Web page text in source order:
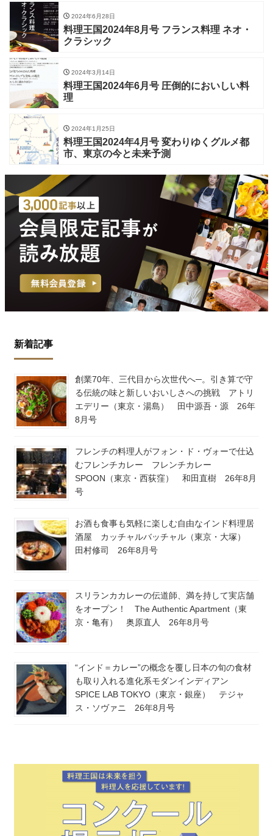
2024年6月28日
料理王国2024年8月号 フランス料理 ネオ・
クラシック
2024年3月14日
料理王国2024年6月号 圧倒的においしい料
理
2024年1月25日
料理王国2024年4月号 変わりゆくグルメ都
市、東京の今と未来予測
新着記事
創業70年、三代目から次世代へ─。引き算で守
る伝統の味と新しいおいしさへの挑戦 アトリ
エデリー（東京・湯島） 田中源吾・源 26年
8月号
フレンチの料理人がフォン・ド・ヴォーで仕込
むフレンチカレー フレンチカレー
SPOON（東京・西荻窪） 和田直樹 26年8月
号
お酒も食事も気軽に楽しむ自由なインド料理居
酒屋 カッチャルバッチャル（東京・大塚）
田村修司 26年8月号
スリランカカレーの伝道師、満を持して実店舗
をオープン！ The Authentic Apartment（東
京・亀有） 奥原直人 26年8月号
“インド＝カレー”の概念を覆し日本の旬の食材
も取り入れる進化系モダンインディアン
SPICE LAB TOKYO（東京・銀座） テジャ
ス・ソヴァニ 26年8月号